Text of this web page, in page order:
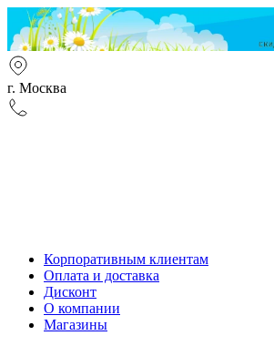
г. Москва
Корпоративным клиентам
Оплата и доставка
Дисконт
О компании
Магазины